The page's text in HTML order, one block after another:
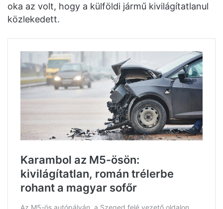
oka az volt, hogy a külföldi jármű kivilágítatlanul
közlekedett.